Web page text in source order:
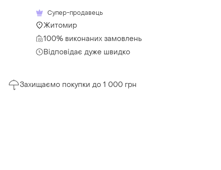
Супер-продавець
Житомир
100% виконаних замовлень
Відповідає дуже швидко
Захищаємо покупки до 1 000 грн